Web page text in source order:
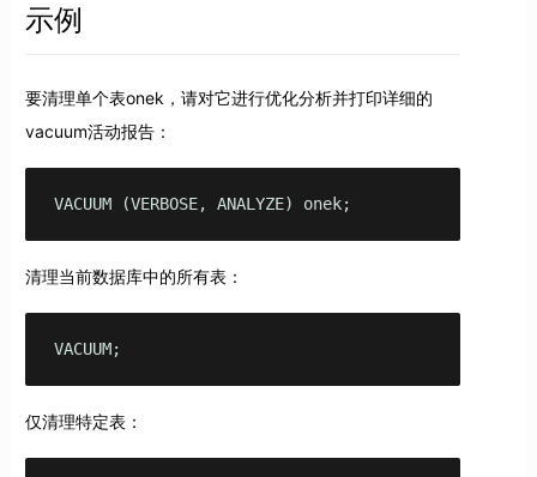
示例
要清理单个表onek，请对它进行优化分析并打印详细的
vacuum活动报告：
VACUUM (VERBOSE, ANALYZE) onek;
清理当前数据库中的所有表：
VACUUM;
仅清理特定表：